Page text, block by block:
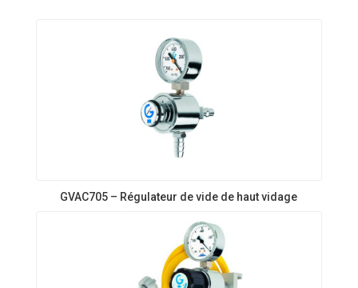
GVAC705 – Régulateur de vide de haut vidage